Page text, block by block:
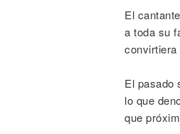
El
a toda su
convirtiera
El pasado
lo que
que